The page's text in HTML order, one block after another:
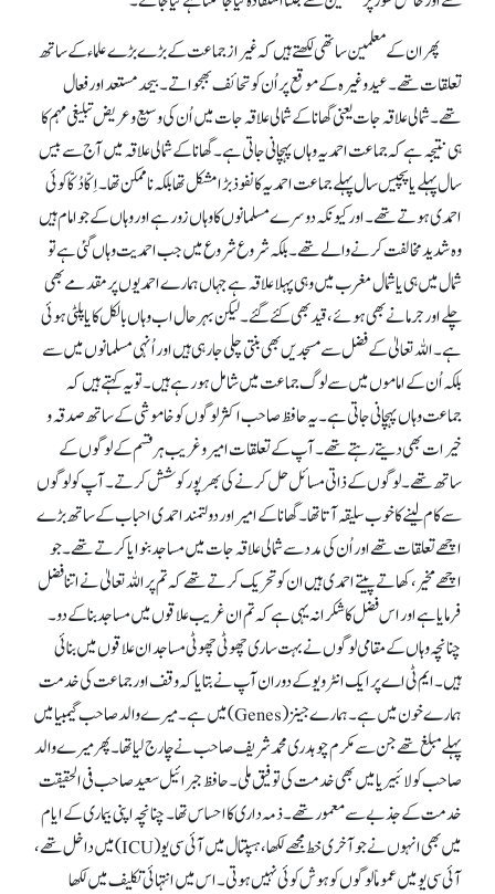
پھر ان کے معلمین ساتھی لکھتے ہیں کہ غیر از جماعت کے بڑے بڑے علماء کے ساتھ
تعلقات تھے۔ عید وغیرہ کے موقع پر اُن کو تحائف بھجواتے۔ بیحد مستعد اور فعال
تھے۔ شمالی علاقہ جات یعنی گھانا کے شمالی علاقہ جات میں اُن کی وسیع و عریض تبلیغی مہم کا
ہی نتیجہ ہے کہ جماعت احمدیہ وہاں پہچانی جاتی ہے۔ گھانا کے شمالی علاقہ میں آج سے بیس
سال پہلے یا پچیس سال پہلے جماعت احمدیہ کا نفوذ بڑا مشکل تھا بلکہ ناممکن تھا۔ اِکّا دُکّا کوئی
احمدی ہوتے تھے۔ اور کیونکہ دوسرے مسلمانوں کا وہاں زور ہے اور وہاں کے جو امام ہیں
وہ شدید مخالفت کرنے والے تھے۔ بلکہ شروع شروع میں جب احمدیت وہاں گئی ہے تو
شمال میں ہی یا شمال مغرب میں وہی پہلا علاقہ ہے جہاں ہمارے احمدیوں پر مقدمے بھی
چلے اور جرمانے بھی ہوئے، قید بھی کئے گئے۔ لیکن بہر حال اب وہاں بالکل کایا پلٹی ہوئی
ہے۔ اللہ تعالیٰ کے فضل سے مسجدیں بھی بنتی چلی جا رہی ہیں اور اُنہی مسلمانوں میں سے
بلکہ اُن کے اماموں میں سے لوگ جماعت میں شامل ہو رہے ہیں۔ تو یہ کہتے ہیں کہ
جماعت وہاں پہچانی جاتی ہے۔ یہ حافظ صاحب اکثر لوگوں کو خاموشی کے ساتھ صدقہ و
خیرات بھی دیتے رہتے تھے۔ آپ کے تعلقات امیروغریب ہر قسم کے لوگوں کے
ساتھ تھے۔ لوگوں کے ذاتی مسائل حل کرنے کی بھر پور کوشش کرتے۔ آپ کو لوگوں
سے کام لینے کا خوب سلیقہ آتا تھا۔ گھانا کے امیر اور دولتمند احمدی احباب کے ساتھ بڑے
اچھے تعلقات تھے اور اُن کی مدد سے شمالی علاقہ جات میں مساجد بنوایا کرتے تھے۔ جو
اچھے مخیر، کھاتے پیتے احمدی ہیں ان کو تحریک کرتے تھے کہ تم پر اللہ تعالیٰ نے اتنا فضل
فرمایا ہے اور اس فضل کا شکرانہ یہی ہے کہ تم ان غریب علاقوں میں مساجد بنا کے دو۔
چنانچہ وہاں کے مقامی لوگوں نے بہت ساری چھوٹی چھوٹی مساجد ان علاقوں میں بنائی
ہیں۔ ایم ٹی اے پر ایک انٹرویو کے دوران آپ نے بتایا کہ وقف اور جماعت کی خدمت
ہمارے خون میں ہے۔ ہمارے جینز (Genes) میں ہے۔ میرے والد صاحب گیمبیا میں
پہلے مبلغ تھے جن سے مکرم چوہدری محمد شریف صاحب نے چارج لیا تھا۔ پھر میرے والد
صاحب کو لائبیریا میں بھی خدمت کی توفیق ملی۔ حافظ جبرائیل سعید صاحب فی الحقیقت
خدمت کے جذبے سے معمور تھے۔ ذمہ داری کا احساس تھا۔ چنانچہ اپنی بیماری کے ایام
میں بھی انہوں نے جو آخری خط مجھے لکھا، ہسپتال میں آئی سی یو(ICU) میں داخل تھے،
آئی سی یو میں عموماً لوگوں کو ہوش کوئی نہیں ہوتی۔ اس میں انتہائی تکلیف میں لکھا